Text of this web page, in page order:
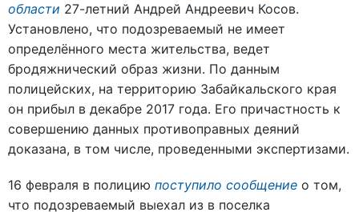
области 27-летний Андрей Андреевич Косов.
Установлено, что подозреваемый не имеет
определённого места жительства, ведет
бродяжнический образ жизни. По данным
полицейских, на территорию Забайкальского края
он прибыл в декабре 2017 года. Его причастность к
совершению данных противоправных деяний
доказана, в том числе, проведенными экспертизами.
16 февраля в полицию поступило сообщение о том,
что подозреваемый выехал из в поселка